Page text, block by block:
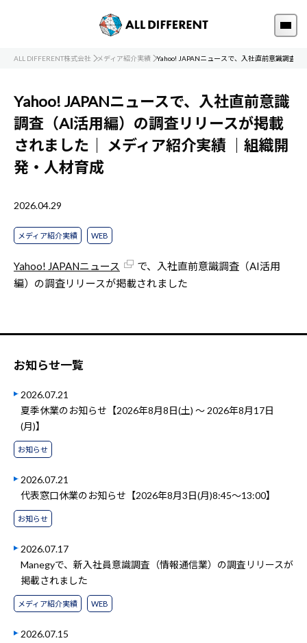
ALL DIFFERENT株式会社 メディア紹介実績 Yahoo! JAPANニュースで、入社直前意識調査
Yahoo! JAPANニュースで、入社直前意識
調査（AI活用編）の調査リリースが掲載
されました｜ メディア紹介実績
｜組織開
発・人材育成
2026.04.29
メディア紹介実績 WEB
Yahoo! JAPANニュース
で、入社直前意識調査（AI活用
編）の調査リリースが掲載されました
お知らせ一覧
2026.07.21
夏季休業のお知らせ【2026年8月8日(土) ～ 2026年8月17日
(月)】
お知らせ
2026.07.21
代表窓口休業のお知らせ【2026年8月3日(月)8:45～13:00】
お知らせ
2026.07.17
Manegyで、新入社員意識調査（情報通信業）の調査リリースが
掲載されました
メディア紹介実績 WEB
2026.07.15